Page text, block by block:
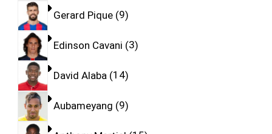
Gerard Pique 9
Edinson Cavani 3
David Alaba 14
Aubameyang 9